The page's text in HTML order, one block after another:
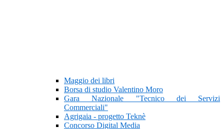
Maggio dei libri
Borsa di studio Valentino Moro
Gara Nazionale "Tecnico dei Servizi
Commerciali"
Agrigaia - progetto Teknè
Concorso Digital Media